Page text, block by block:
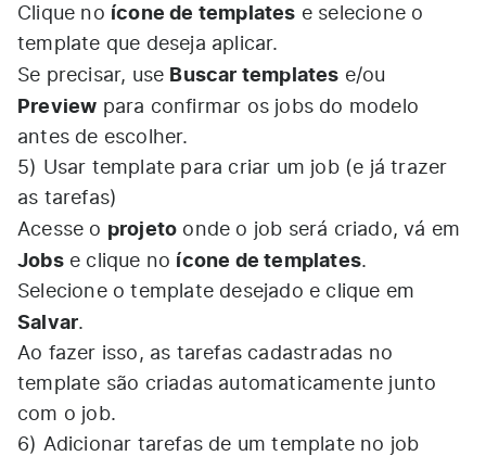
Clique no ícone de templates e selecione o
template que deseja aplicar.​
Se precisar, use Buscar templates e/ou
Preview para confirmar os jobs do modelo
antes de escolher.​
5) Usar template para criar um job (e já trazer
as tarefas)
Acesse o projeto onde o job será criado, vá em
Jobse clique no ícone de templates.​
Selecione o template desejado e clique em
Salvar.​
Ao fazer isso, as tarefas cadastradas no
template são criadas automaticamente junto
com o job.​
6) Adicionar tarefas de um template no job